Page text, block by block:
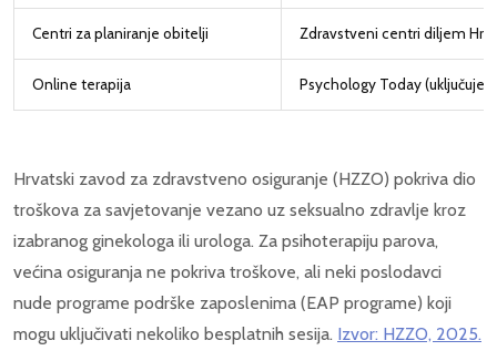
Centri za planiranje obitelji Zdravstveni centri diljem
Online terapija Psychology Today (uključuje
Hrvatski zavod za zdravstveno osiguranje (HZZO) pokriva dio
troškova za savjetovanje vezano uz seksualno zdravlje kroz
izabranog ginekologa ili urologa. Za psihoterapiju parova,
većina osiguranja ne pokriva troškove, ali neki poslodavci
nude programe podrške zaposlenima (EAP programe) koji
mogu uključivati nekoliko besplatnih sesija. Izvor: HZZO, 2025.